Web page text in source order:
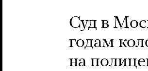
Суд в
годам
на